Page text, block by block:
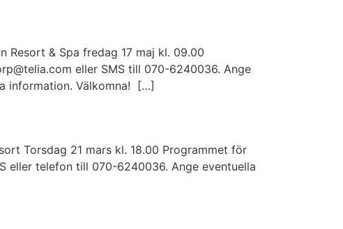
& Spa fredag 17 maj kl. 09.00
eller SMS till 070-6240036. Ange
information. Välkomna! […]
Torsdag 21 mars kl. 18.00 Programmet för
eller telefon till 070-6240036. Ange eventuella